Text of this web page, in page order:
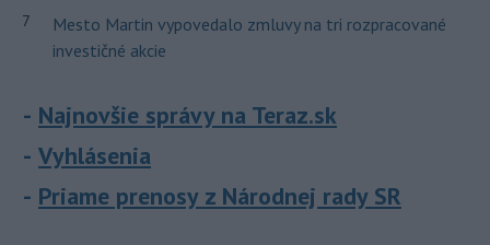
7
Mesto Martin vypovedalo zmluvy na tri rozpracované
investičné akcie
Najnovšie správy na Teraz.sk
Vyhlásenia
Priame prenosy z Národnej rady SR